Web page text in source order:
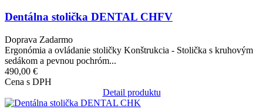
Dentálna stolička DENTAL CHFV
Doprava Zadarmo
Ergonómia a ovládanie stoličky Konštrukcia - Stolička s kruhovým
sedákom a pevnou pochróm...
490,00 €
Cena s DPH
Detail produktu
Obrázok